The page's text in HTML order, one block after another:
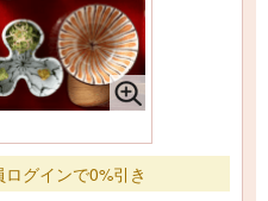
グインで0%引き